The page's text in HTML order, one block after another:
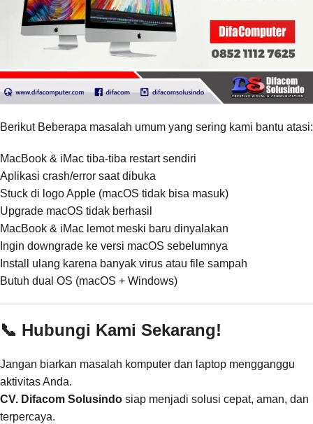
Berikut Beberapa masalah umum yang sering kami bantu atasi:
MacBook & iMac tiba-tiba restart sendiri
Aplikasi crash/error saat dibuka
Stuck di logo Apple (macOS tidak bisa masuk)
Upgrade macOS tidak berhasil
MacBook & iMac lemot meski baru dinyalakan
Ingin downgrade ke versi macOS sebelumnya
Install ulang karena banyak virus atau file sampah
Butuh dual OS (macOS + Windows)
📞 Hubungi Kami Sekarang!
Jangan biarkan masalah komputer dan laptop mengganggu
aktivitas Anda.
CV. Difacom Solusindo siap menjadi solusi cepat, aman, dan
terpercaya.